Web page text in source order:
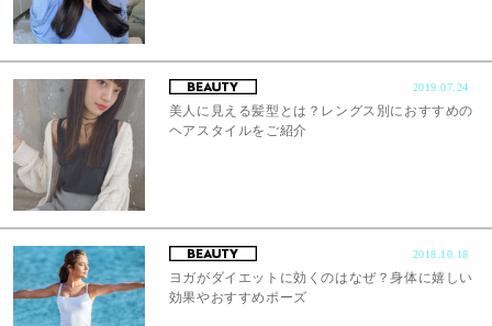
2019.07.24
美人に見える髪型とは？レングス別におすすめの
ヘアスタイルをご紹介
2018.10.18
ヨガがダイエットに効くのはなぜ？身体に嬉しい
効果やおすすめポーズ